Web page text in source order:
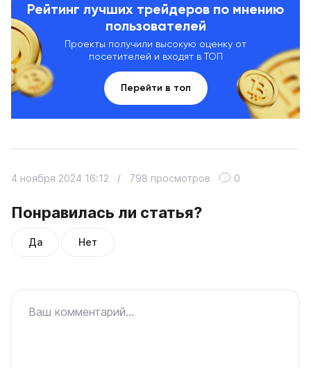
Рейтинг лучших трейдеров по мнению
пользователей
Проекты получили высокую оценку от
посетителей и входят в ТОП
Перейти в топ
Понравилась ли статья?
Да Нет
4 ноября 2024 16:12 / 798 просмотров 0
Ваш комментарий...